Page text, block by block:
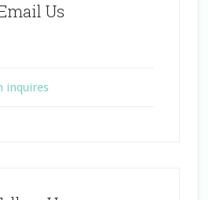
Us
inquires